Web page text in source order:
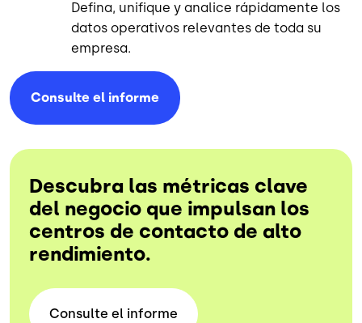
Defina, unifique y analice rápidamente los
datos operativos relevantes de toda su
empresa.
Consulte el informe
Descubra las métricas clave
del negocio que impulsan los
centros de contacto de alto
rendimiento.
Consulte el informe